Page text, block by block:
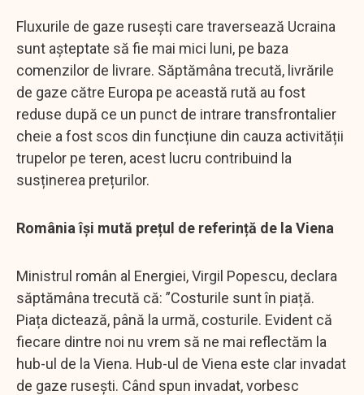
Fluxurile de gaze rusești care traversează Ucraina
sunt așteptate să fie mai mici luni, pe baza
comenzilor de livrare. Săptămâna trecută, livrările
de gaze către Europa pe această rută au fost
reduse după ce un punct de intrare transfrontalier
cheie a fost scos din funcțiune din cauza activității
trupelor pe teren, acest lucru contribuind la
susținerea prețurilor.
România își mută prețul de referință de la Viena
Ministrul român al Energiei, Virgil Popescu, declara
săptămâna trecută că: ”Costurile sunt în piață.
Piața dictează, până la urmă, costurile. Evident că
fiecare dintre noi nu vrem să ne mai reflectăm la
hub-ul de la Viena. Hub-ul de Viena este clar invadat
de gaze rusești. Când spun invadat, vorbesc